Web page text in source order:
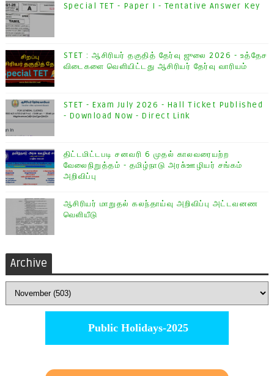
Special TET - Paper I - Tentative Answer Key
STET : ஆசிரியர் தகுதித் தேர்வு ஜுலை 2026 - உத்தேச
விடைகளை வெளியிட்டது ஆசிரியர் தேர்வு வாரியம்
STET - Exam July 2026 - Hall Ticket Published
- Download Now - Direct Link
திட்டமிட்டபடி சனவரி 6 முதல் காலவரையற்ற
வேலைநிறுத்தம் - தமிழ்நாடு அரசு்ஊழியர் சங்கம்
அறிவிப்பு
ஆசிரியர் மாறுதல் கலந்தாய்வு அறிவிப்பு அட்டவனண
வெளியீடு
Archive
Public Holidays-2025